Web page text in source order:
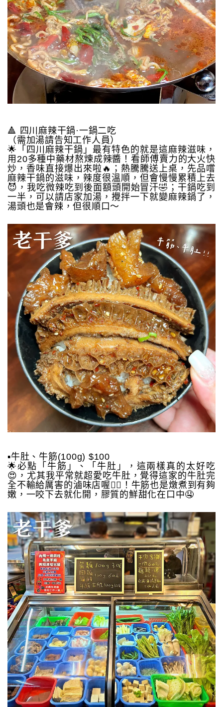
🔺 四川麻辣干鍋·一鍋二吃
（需加湯請告知工作人員）
🌟「四川麻辣干鍋」最有特色的就是這麻辣滋味，
用20多種中藥材熬煉成辣醬！看師傅賣力的大火快
炒，香味直接爆出來啦🔥；熱騰騰送上桌，先品嚐
麻辣干鍋的滋味，辣度很溫順，但會慢慢累積上去
😈，我吃微辣吃到後面額頭開始冒汗🤣；干鍋吃到
一半，可以請店家加湯，攪拌一下就變麻辣鍋了，
湯頭也是會辣，但很順口～
▪️牛肚、牛筋(100g) $100
🌟必點「牛筋」、「牛肚」，這兩樣真的太好吃
😍，尤其我平常就超愛吃牛肚，覺得這家的牛肚完
全不輸給厲害的滷味店喔👍🏻！牛筋也是燉煮到有夠
嫩，一咬下去就化開，膠質的鮮甜化在口中🤤